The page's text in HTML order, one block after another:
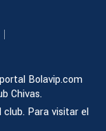
|
Bolavip.com
Chivas.
Para visitar el